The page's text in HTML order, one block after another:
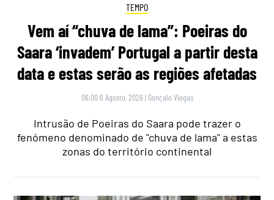
TEMPO
Vem aí “chuva de lama”: Poeiras do
Saara ‘invadem’ Portugal a partir desta
data e estas serão as regiões afetadas
06:00 6 Agosto, 2026 | Gonçalo Viegas
Intrusão de Poeiras do Saara pode trazer o
fenómeno denominado de "chuva de lama" a estas
zonas do território continental